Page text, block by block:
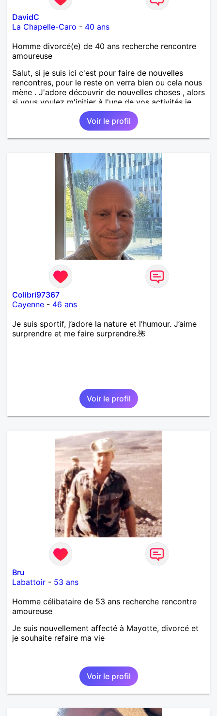
DavidC
La Chapelle-Caro - 40 ans
Homme divorcé(e) de 40 ans recherche rencontre
amoureuse
Salut, si je suis ici c'est pour faire de nouvelles
rencontres, pour le reste on verra bien ou cela nous
mène . J'adore découvrir de nouvelles choses , alors
si vous voulez m'initier à l'une de vos activités je
Voir le profil
Colibri97367
Cayenne - 46 ans
Je suis sportif, j’adore la nature et l’humour. J’aime
surprendre et me faire surprendre.🌺
Voir le profil
Bru
Labattoir - 53 ans
Homme célibataire de 53 ans recherche rencontre
amoureuse
Je suis nouvellement affecté à Mayotte, divorcé et
je souhaite refaire ma vie
Voir le profil